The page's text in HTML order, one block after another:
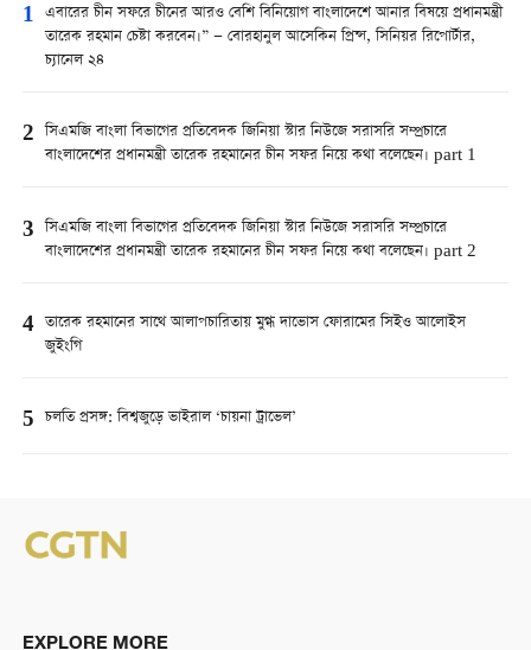
1 এবারের চীন সফরে চীনের আরও বেশি বিনিয়োগ বাংলাদেশে আনার বিষয়ে প্রধানমন্ত্রী
তারেক রহমান চেষ্টা করবেন।” — বোরহানুল আসেকিন প্রিন্স, সিনিয়র রিপোর্টার,
চ্যানেল ২৪
2 সিএমজি বাংলা বিভাগের প্রতিবেদক জিনিয়া স্টার নিউজে সরাসরি সম্প্রচারে
বাংলাদেশের প্রধানমন্ত্রী তারেক রহমানের চীন সফর নিয়ে কথা বলেছেন। part 1
3 সিএমজি বাংলা বিভাগের প্রতিবেদক জিনিয়া স্টার নিউজে সরাসরি সম্প্রচারে
বাংলাদেশের প্রধানমন্ত্রী তারেক রহমানের চীন সফর নিয়ে কথা বলেছেন। part 2
4 তারেক রহমানের সাথে আলাপচারিতায় মুগ্ধ দাভোস ফোরামের সিইও আলোইস
জুইংগি
5 চলতি প্রসঙ্গ: বিশ্বজুড়ে ভাইরাল ‘চায়না ট্রাভেল’
EXPLORE MORE